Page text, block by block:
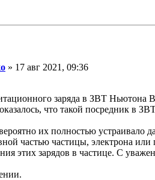
» 17 авг 2021, 09:36
заряда в ЗВТ Ньютона
что такой посредник в
их полностью
частью частицы, электрона или
этих зарядов в частице. С